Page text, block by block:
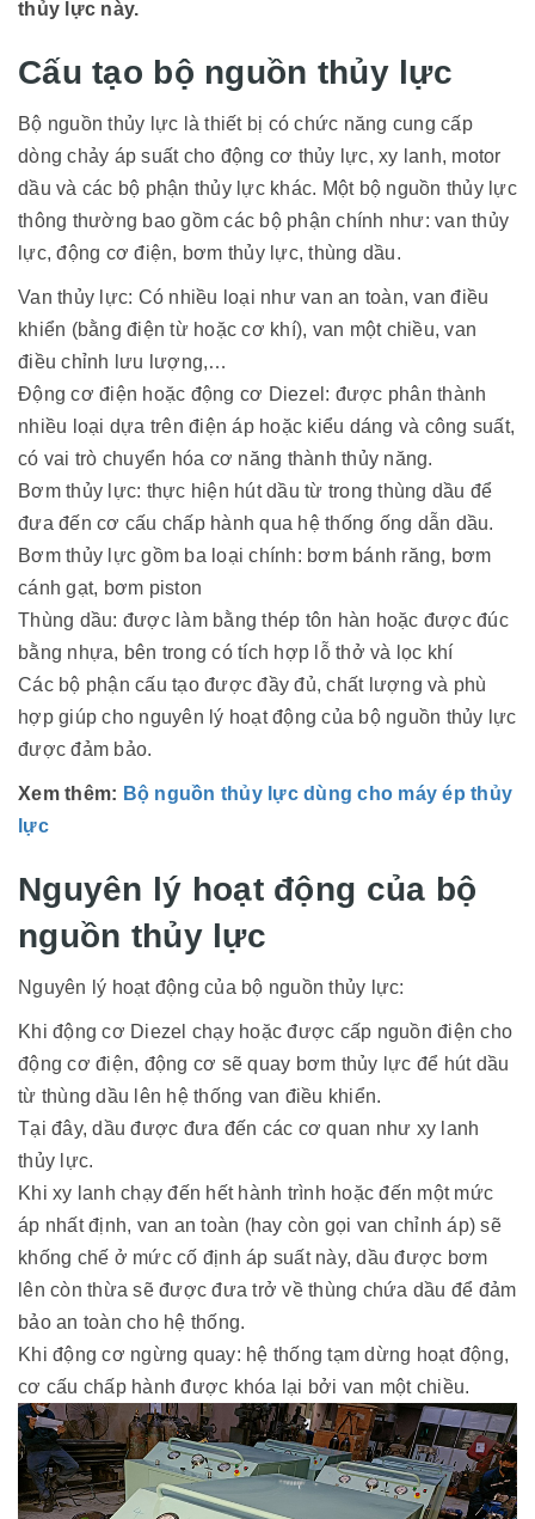
thủy lực này.
Cấu tạo bộ nguồn thủy lực
Bộ nguồn thủy lực là thiết bị có chức năng cung cấp
dòng chảy áp suất cho động cơ thủy lực, xy lanh, motor
dầu và các bộ phận thủy lực khác. Một bộ nguồn thủy lực
thông thường bao gồm các bộ phận chính như: van thủy
lực, động cơ điện, bơm thủy lực, thùng dầu.
Van thủy lực: Có nhiều loại như van an toàn, van điều
khiển (bằng điện từ hoặc cơ khí), van một chiều, van
điều chỉnh lưu lượng,…
Động cơ điện hoặc động cơ Diezel: được phân thành
nhiều loại dựa trên điện áp hoặc kiểu dáng và công suất,
có vai trò chuyển hóa cơ năng thành thủy năng.
Bơm thủy lực: thực hiện hút dầu từ trong thùng dầu để
đưa đến cơ cấu chấp hành qua hệ thống ống dẫn dầu.
Bơm thủy lực gồm ba loại chính: bơm bánh răng, bơm
cánh gạt, bơm piston
Thùng dầu: được làm bằng thép tôn hàn hoặc được đúc
bằng nhựa, bên trong có tích hợp lỗ thở và lọc khí
Các bộ phận cấu tạo được đầy đủ, chất lượng và phù
hợp giúp cho nguyên lý hoạt động của bộ nguồn thủy lực
được đảm bảo.
Xem thêm: Bộ nguồn thủy lực dùng cho máy ép thủy
lực
Nguyên lý hoạt động của bộ
nguồn thủy lực
Nguyên lý hoạt động của bộ nguồn thủy lực:
Khi động cơ Diezel chạy hoặc được cấp nguồn điện cho
động cơ điện, động cơ sẽ quay bơm thủy lực để hút dầu
từ thùng dầu lên hệ thống van điều khiển.
Tại đây, dầu được đưa đến các cơ quan như xy lanh
thủy lực.
Khi xy lanh chạy đến hết hành trình hoặc đến một mức
áp nhất định, van an toàn (hay còn gọi van chỉnh áp) sẽ
khống chế ở mức cố định áp suất này, dầu được bơm
lên còn thừa sẽ được đưa trở về thùng chứa dầu để đảm
bảo an toàn cho hệ thống.
Khi động cơ ngừng quay: hệ thống tạm dừng hoạt động,
cơ cấu chấp hành được khóa lại bởi van một chiều.